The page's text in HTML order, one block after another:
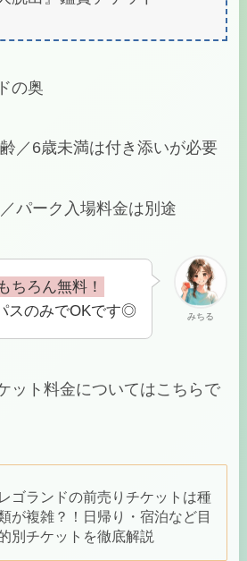
の奥
／6歳未満は付き添いが必要
ーク入場料金は別途
みちる
ちろん無料！
スのみでOKです◎
ット料金についてはこちらで
レゴランドの前売りチケットは種
が複雑？！日帰り・宿泊など目
別チケットを徹底解説